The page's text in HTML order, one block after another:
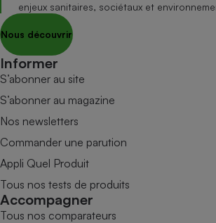
enjeux sanitaires, sociétaux et
Nous découvrir
Informer
S’abonner au site
S’abonner au magazine
Nos newsletters
Commander une parution
Appli Quel Produit
Tous nos tests de produits
Accompagner
Tous nos comparateurs